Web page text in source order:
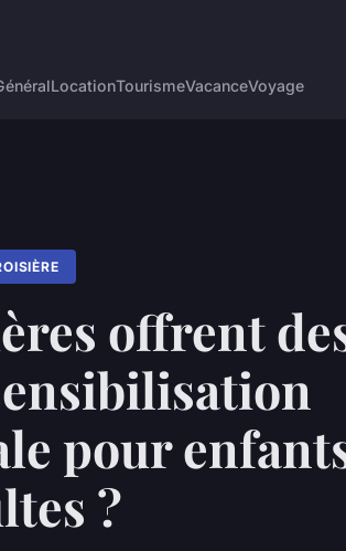
LocationTourismeVacanceVoyage
offrent
pour
?